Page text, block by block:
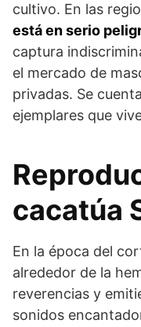
cultivo. En las
está en serio
captura
el mercado de
privadas. Se
ejemplares que
cacatúa
En la época del
alrededor de la
reverencias y
sonidos